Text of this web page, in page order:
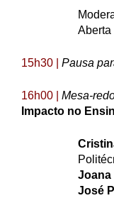
Aberta
15h30 | Pausa
16h00 | Mesa-
Impacto no
Joana
José